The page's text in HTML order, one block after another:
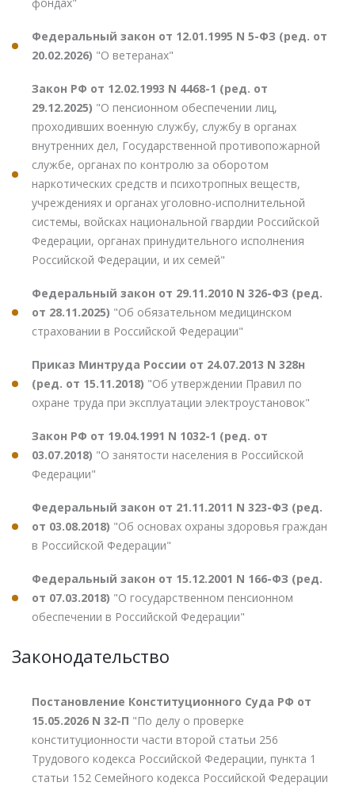
Федеральный закон от 12.01.1995 N 5-ФЗ (ред. от
20.02.2026) "О ветеранах"
Закон РФ от 12.02.1993 N 4468-1 (ред. от
29.12.2025) "О пенсионном обеспечении лиц,
проходивших военную службу, службу в органах
внутренних дел, Государственной противопожарной
службе, органах по контролю за оборотом
наркотических средств и психотропных веществ,
учреждениях и органах уголовно-исполнительной
системы, войсках национальной гвардии Российской
Федерации, органах принудительного исполнения
Российской Федерации, и их семей"
Федеральный закон от 29.11.2010 N 326-ФЗ (ред.
от 28.11.2025) "Об обязательном медицинском
страховании в Российской Федерации"
Приказ Минтруда России от 24.07.2013 N 328н
(ред. от 15.11.2018) "Об утверждении Правил по
охране труда при эксплуатации электроустановок"
Закон РФ от 19.04.1991 N 1032-1 (ред. от
03.07.2018) "О занятости населения в Российской
Федерации"
Федеральный закон от 21.11.2011 N 323-ФЗ (ред.
от 03.08.2018) "Об основах охраны здоровья граждан
в Российской Федерации"
Федеральный закон от 15.12.2001 N 166-ФЗ (ред.
от 07.03.2018) "О государственном пенсионном
обеспечении в Российской Федерации"
Законодательство
Постановление Конституционного Суда РФ от
15.05.2026 N 32-П "По делу о проверке
конституционности части второй статьи 256
Трудового кодекса Российской Федерации, пункта 1
статьи 152 Семейного кодекса Российской Федерации